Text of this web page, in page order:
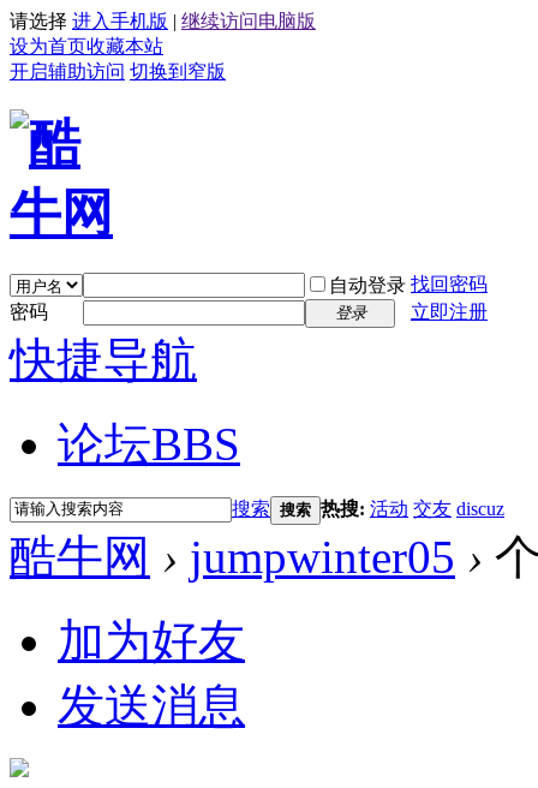
请选择 进入手机版 | 继续访问电脑版
设为首页收藏本站
开启辅助访问 切换到窄版
自动登录 找回密码
密码
登录 立即注册
快捷导航
论坛BBS
搜索 搜索 热搜: 活动 交友 discuz
酷牛网 › jumpwinter05 ›
加为好友
发送消息